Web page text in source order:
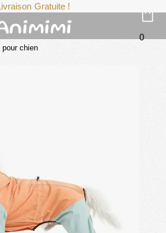
Gratuite !
0
pour chien